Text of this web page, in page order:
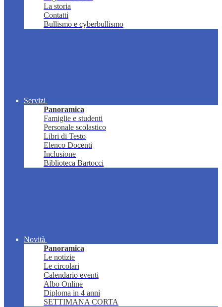
La storia
Contatti
Bullismo e cyberbullismo
Servizi
Panoramica
Famiglie e studenti
Personale scolastico
Libri di Testo
Elenco Docenti
Inclusione
Biblioteca Bartocci
Novità
Panoramica
Le notizie
Le circolari
Calendario eventi
Albo Online
Diploma in 4 anni
SETTIMANA CORTA